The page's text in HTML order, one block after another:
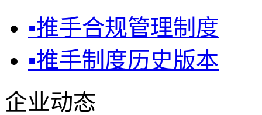
▪推手合规管理制度
▪推手制度历史版本
企业动态